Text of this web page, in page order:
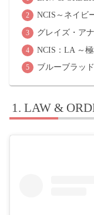
NCIS～ネイビ
グレイズ・ア
NCIS：LA ～
ブルーブラッ
LAW &